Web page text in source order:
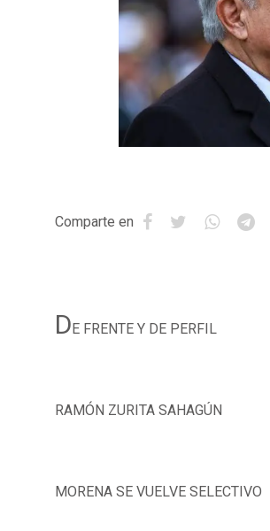
Comparte en
DE FRENTE Y DE PERFIL
RAMÓN ZURITA SAHAGÚN
MORENA SE VUELVE SELECTIVO